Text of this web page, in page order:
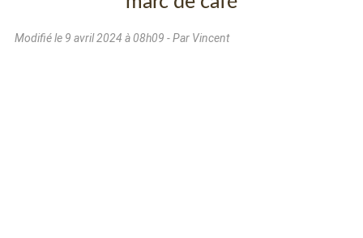
Modifié le 9 avril 2024 à 08h09 - Par Vincent